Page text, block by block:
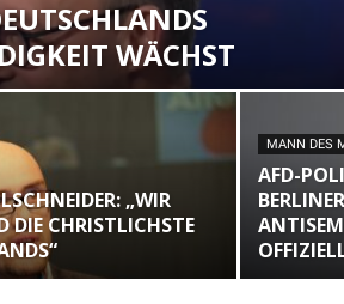
WÄCHST
„WIR
DIE CHRISTLICHSTE
MANN DES
AFD-